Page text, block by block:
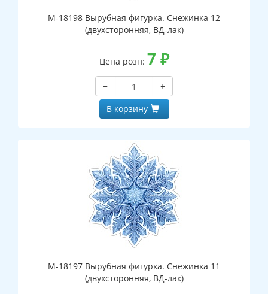
М-18198 Вырубная фигурка. Снежинка 12
(двухсторонняя, ВД-лак)
Цена розн: 7 ₽
−
+
В корзину
М-18197 Вырубная фигурка. Снежинка 11
(двухсторонняя, ВД-лак)